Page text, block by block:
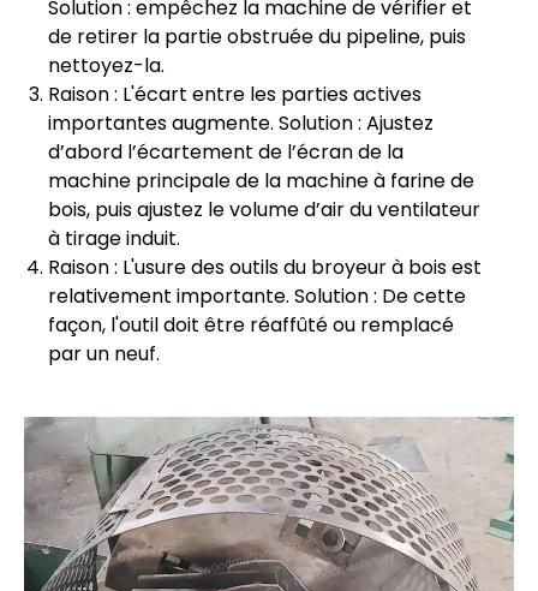
Solution : empêchez la machine de vérifier et
de retirer la partie obstruée du pipeline, puis
nettoyez-la.
Raison : L'écart entre les parties actives
importantes augmente. Solution : Ajustez
d’abord l’écartement de l’écran de la
machine principale de la machine à farine de
bois, puis ajustez le volume d’air du ventilateur
à tirage induit.
Raison : L'usure des outils du broyeur à bois est
relativement importante. Solution : De cette
façon, l'outil doit être réaffûté ou remplacé
par un neuf.